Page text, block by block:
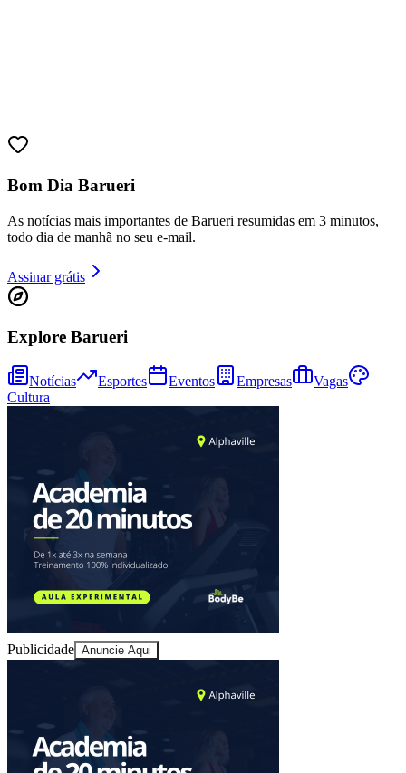
Athletico-PR
Bom Dia Barueri
As notícias mais importantes de Barueri resumidas em 3 minutos,
todo dia de manhã no seu e-mail.
Assinar grátis
Explore Barueri
Notícias Esportes
Publicidade